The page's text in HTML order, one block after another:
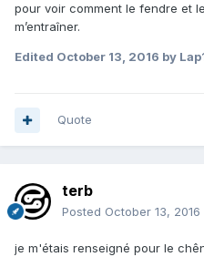
pour voir comment le fendre et
m’entraîner.
Edited October 13, 2016 by
Quote
terb
Posted October 13, 2016
je m'étais renseigné pour le